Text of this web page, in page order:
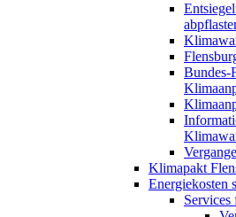
Bundes-
Klimapakt
Energiekosten
Services